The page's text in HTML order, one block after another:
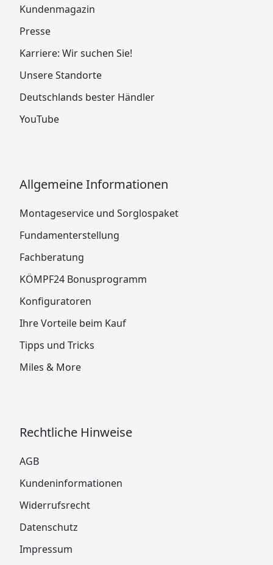
Kundenmagazin
Presse
Karriere: Wir suchen Sie!
Unsere Standorte
Deutschlands bester Händler
YouTube
Allgemeine Informationen
Montageservice und Sorglospaket
Fundamenterstellung
Fachberatung
KÖMPF24 Bonusprogramm
Konfiguratoren
Ihre Vorteile beim Kauf
Tipps und Tricks
Miles & More
Rechtliche Hinweise
AGB
Kundeninformationen
Widerrufsrecht
Datenschutz
Impressum